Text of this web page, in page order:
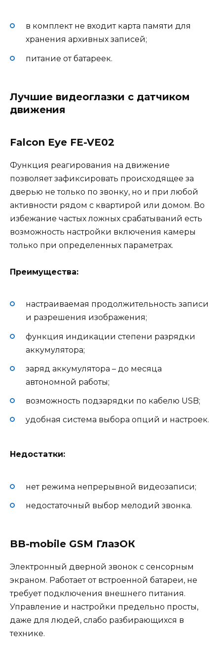
в комплект не входит карта памяти для
хранения архивных записей;
питание от батареек.
Лучшие видеоглазки с датчиком
движения
Falcon Eye FE-VE02
Функция реагирования на движение
позволяет зафиксировать происходящее за
дверью не только по звонку, но и при любой
активности рядом с квартирой или домом. Во
избежание частых ложных срабатываний есть
возможность настройки включения камеры
только при определенных параметрах.
Преимущества:
настраиваемая продолжительность записи
и разрешения изображения;
функция индикации степени разрядки
аккумулятора;
заряд аккумулятора – до месяца
автономной работы;
возможность подзарядки по кабелю USB;
удобная система выбора опций и настроек.
Недостатки:
нет режима непрерывной видеозаписи;
недостаточный выбор мелодий звонка.
BB-mobile GSM ГлазОК
Электронный дверной звонок с сенсорным
экраном. Работает от встроенной батареи, не
требует подключения внешнего питания.
Управление и настройки предельно просты,
даже для людей, слабо разбирающихся в
технике.